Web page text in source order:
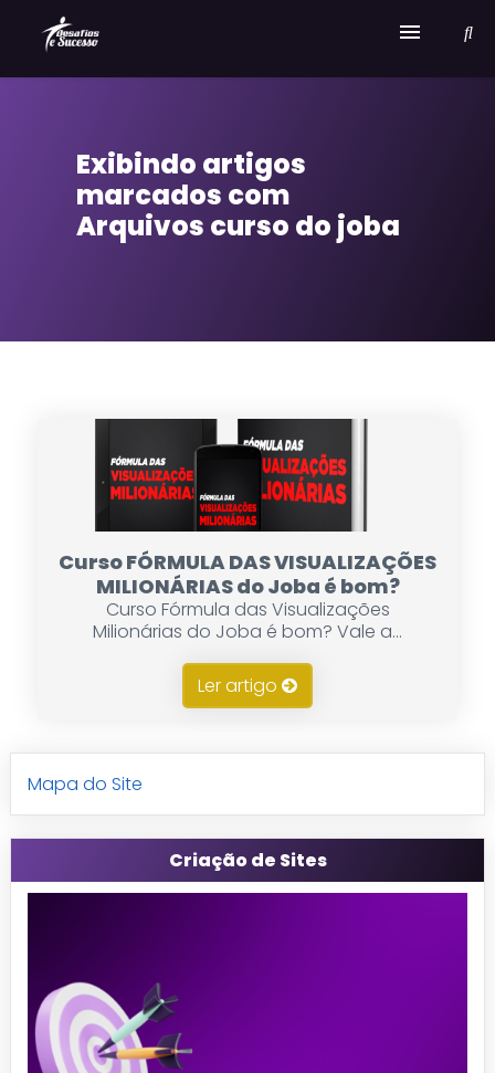
Serviços
Sobre Desafios e Sucesso
Exibindo artigos
marcados com
Arquivos curso do joba
Curso FÓRMULA DAS VISUALIZAÇÕES
MILIONÁRIAS do Joba é bom?
Curso Fórmula das Visualizações
Milionárias do Joba é bom? Vale a...
Ler artigo
Mapa do Site
Criação de Sites